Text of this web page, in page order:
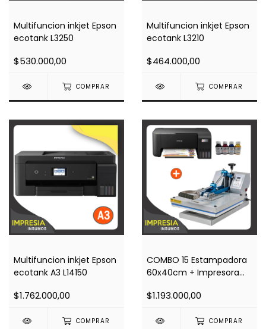
Multifuncion inkjet Epson
ecotank L3250
$530.000,00
COMPRAR
Multifuncion inkjet Epson
ecotank L3210
$464.000,00
COMPRAR
Multifuncion inkjet Epson
ecotank A3 L14150
$1.762.000,00
COMPRAR
COMBO 15 Estampadora
60x40cm + Impresora
$1.193.000,00
COMPRAR